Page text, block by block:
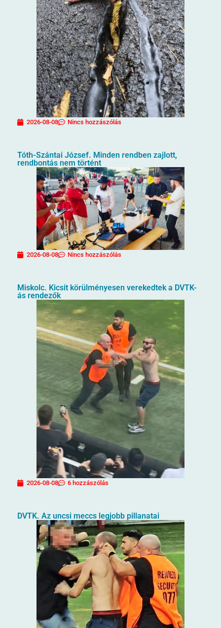
2026-08-08 Nincs hozzászólás
Tóth-Szántai József. Minden rendben zajlott,
rendbontás nem történt
2026-08-08 Nincs hozzászólás
Miskolc. Kicsit körülményesen verekedtek a DVTK-
ás rendezők
2026-08-08 6 hozzászólás
DVTK. Az uncsi meccs legjobb pillanatai